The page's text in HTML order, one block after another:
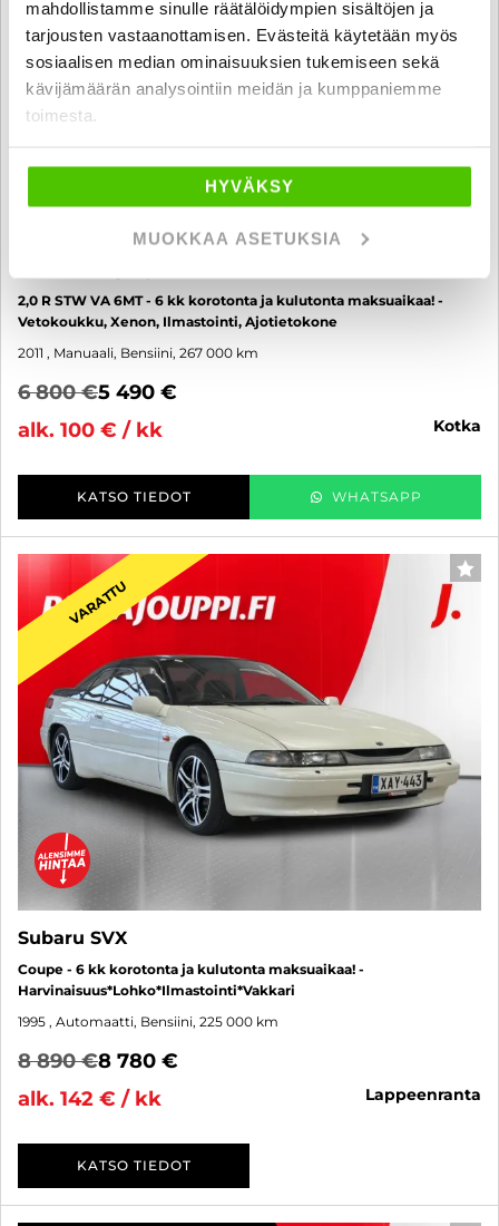
mahdollistamme sinulle räätälöidympien sisältöjen ja
tarjousten vastaanottamisen. Evästeitä käytetään myös
sosiaalisen median ominaisuuksien tukemiseen sekä
kävijämäärän analysointiin meidän ja kumppaniemme
toimesta.
HYVÄKSY
MUOKKAA ASETUKSIA
2,0 R STW VA 6MT - 6 kk korotonta ja kulutonta maksuaikaa! -
Vetokoukku, Xenon, Ilmastointi, Ajotietokone
2011 , Manuaali, Bensiini, 267 000 km
6 800 €5 490 €
alk. 100 € / kk
kotka
KATSO TIEDOT WHATSAPP
VARATTU
Subaru SVX
Coupe - 6 kk korotonta ja kulutonta maksuaikaa! -
Harvinaisuus*Lohko*Ilmastointi*Vakkari
1995 , Automaatti, Bensiini, 225 000 km
8 890 €8 780 €
alk. 142 € / kk
lappeenranta
KATSO TIEDOT